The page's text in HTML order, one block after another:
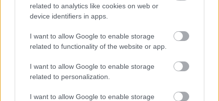
related to analytics like cookies on web or
device identifiers in apps.
I want to allow Google to enable storage
related to functionality of the website or app.
I want to allow Google to enable storage
related to personalization.
I want to allow Google to enable storage